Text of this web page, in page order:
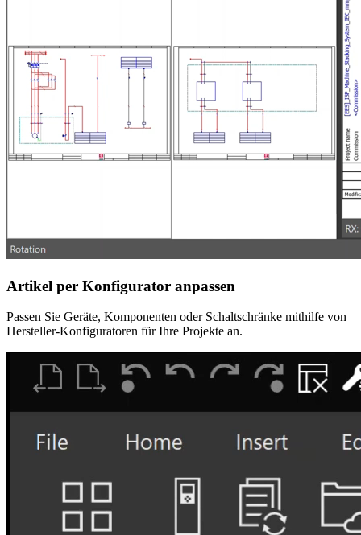
Artikel per Konfigurator anpassen
Passen Sie Geräte, Komponenten oder Schaltschränke mithilfe von
Hersteller-Konfiguratoren für Ihre Projekte an.